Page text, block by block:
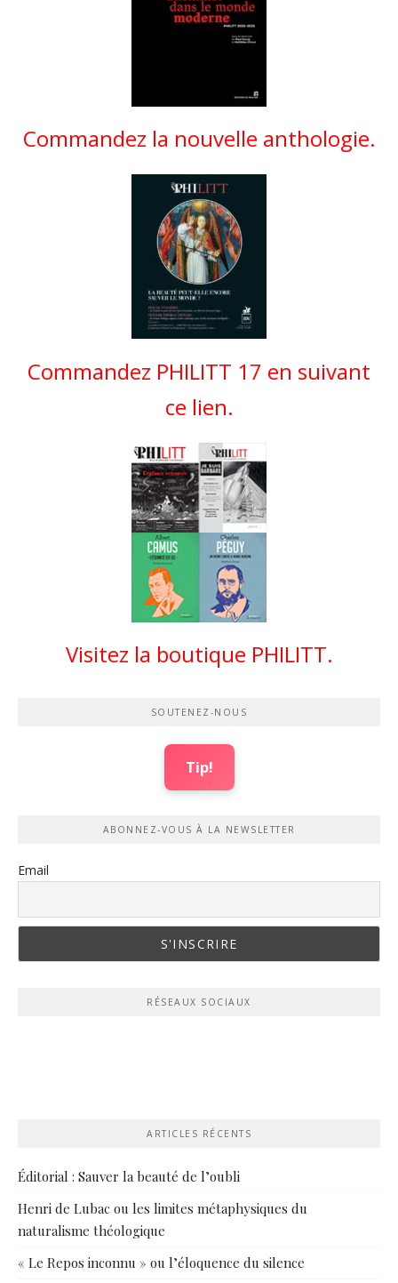
Commandez la nouvelle anthologie.
Commandez PHILITT 17 en suivant
ce lien.
Visitez la boutique PHILITT.
SOUTENEZ-NOUS
Tip!
ABONNEZ-VOUS À LA NEWSLETTER
Email
RÉSEAUX SOCIAUX
ARTICLES RÉCENTS
Éditorial : Sauver la beauté de l’oubli
Henri de Lubac ou les limites métaphysiques du
naturalisme théologique
« Le Repos inconnu » ou l’éloquence du silence